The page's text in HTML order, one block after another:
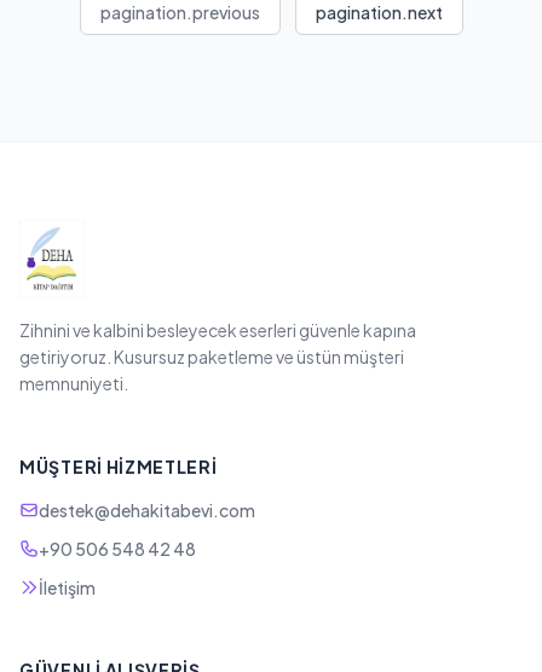
pagination.previous pagination.next
Zihnini ve kalbini besleyecek eserleri güvenle kapına
getiriyoruz. Kusursuz paketleme ve üstün müşteri
memnuniyeti.
MÜŞTERI HIZMETLERI
destek@dehakitabevi.com
+90 506 548 42 48
İletişim